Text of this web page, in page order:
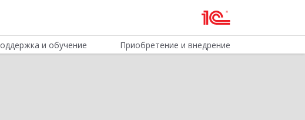
и обучение Приобретение и внедрение